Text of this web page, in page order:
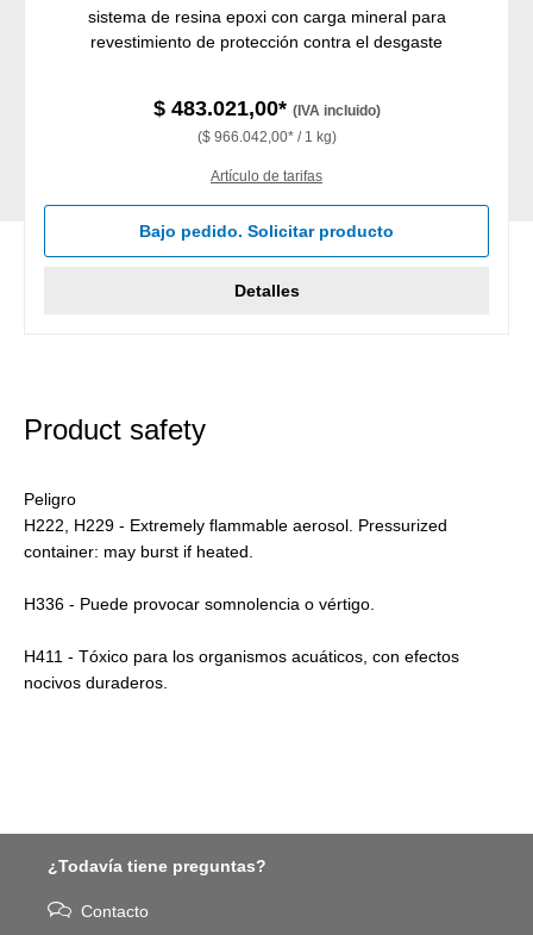
sistema de resina epoxi con carga mineral para
revestimiento de protección contra el desgaste
$ 483.021,00* (IVA incluido)
($ 966.042,00* / 1 kg)
Artículo de tarifas
Bajo pedido. Solicitar producto
Detalles
Product safety
Peligro
H222, H229 - Extremely flammable aerosol. Pressurized
container: may burst if heated.
H336 - Puede provocar somnolencia o vértigo.
H411 - Tóxico para los organismos acuáticos, con efectos
nocivos duraderos.
¿Todavía tiene preguntas?
Contacto